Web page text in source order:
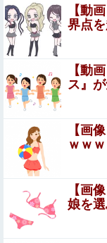
カツ
【画像】KIINA.こ
コ欲全開ｗｗｗｗ
【シンデレラガー
SHOPが東京・大
6万から年間320
佐久間宣行『（井
敏感な乳首をロー
ちよさそうに感じ
【動
界点
【動
ス』
【画
ｗｗ
【画
娘を